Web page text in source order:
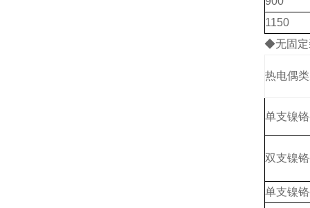
1150
◆无固定
热电偶
单支镍
双支镍
单支镍